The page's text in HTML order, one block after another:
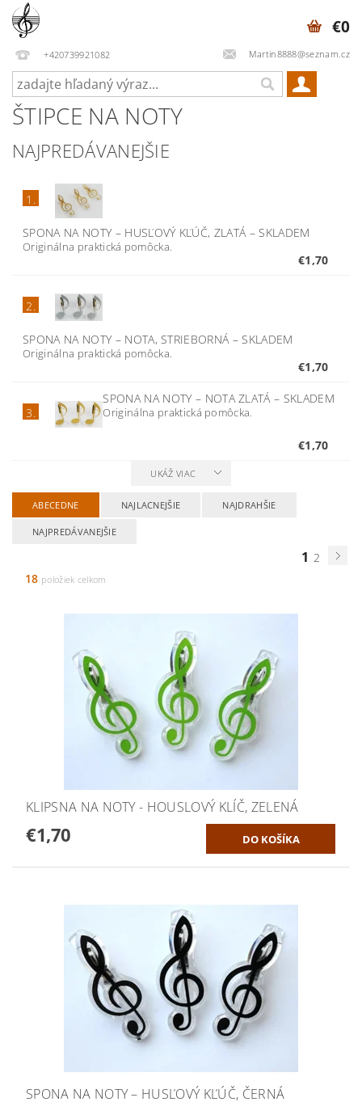
+420739921082 Martin8888@seznam.cz
€0
ŠTIPCE NA NOTY
NAJPREDÁVANEJŠIE
1.
SPONA NA NOTY – HUSĽOVÝ KĽÚČ, ZLATÁ –SKLADEM
Originálna praktická pomôcka.
€1,70
2.
SPONA NA NOTY – NOTA, STRIEBORNÁ –SKLADEM
Originálna praktická pomôcka.
€1,70
3.
SPONA NA NOTY – NOTA ZLATÁ– SKLADEM
Originálna praktická pomôcka.
€1,70
UKÁŽ VIAC
ABECEDNE NAJLACNEJŠIE NAJDRAHŠIE
NAJPREDÁVANEJŠIE
1 2
18 položiek celkom
KLIPSNA NA NOTY - HOUSLOVÝ KLÍČ, ZELENÁ
€1,70
SPONA NA NOTY – HUSĽOVÝ KĽÚČ, ČERNÁ